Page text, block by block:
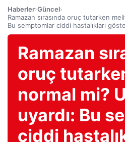
Haberler›Güncel›
Ramazan sırasında oruç tutarken
Bu semptomlar ciddi hastalıkları
Ramazan
oruç
normal mi?
uyardı: Bu
ciddi